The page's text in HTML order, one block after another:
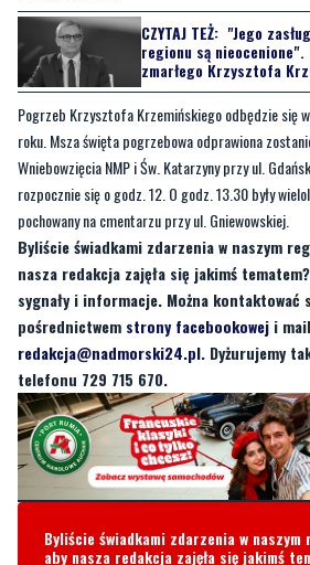
Pogrzeb Krzysztofa Krzemińskiego odbędzie się
roku. Msza święta pogrzebowa odprawiona
Wniebowzięcia NMP i Św. Katarzyny przy ul.
rozpocznie się o godz. 12. O godz. 13.30 były
pochowany na cmentarzu przy ul. Gniewowskiej.
Byliście świadkami zdarzenia w naszym
nasza redakcja zajęła się jakimś
sygnały i informacje. Można kontaktować
pośrednictwemstrony facebookoweji
redakcja@nadmorski24.pl. Dyżurujemy
telefonu 729 715 670.
Byliście świadkami zdarzenia w naszym
aby nasza redakcja zajęła się jakimś
Wasze sygnały i informacje. Można
redakcja@nadmorski24.plDyżurujemy
telefonu729 715 670.